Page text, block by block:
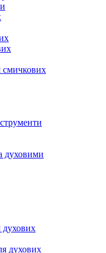
смичкових
духовими
духових
духових